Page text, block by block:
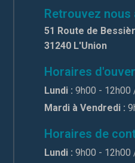
Retrouvez nous
51 Route de
31240 L'Union
Horaires
Lundi : 9h00 - 12h00
Mardi à Vendredi :
Horaires de
Lundi : 9h00 - 12h00